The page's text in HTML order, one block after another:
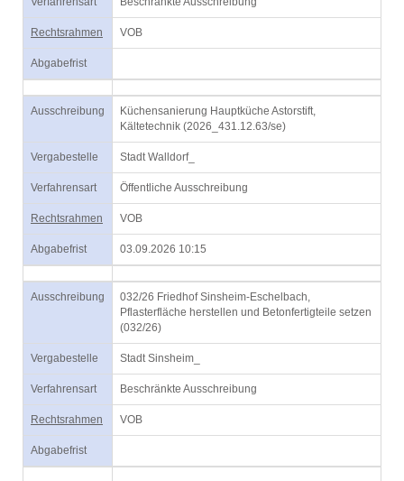
Rechtsrahmen VOB
Abgabefrist
Ausschreibung
Küchensanierung Hauptküche Astorstift,
Kältetechnik (2026_431.12.63/se)
Vergabestelle Stadt Walldorf_
Verfahrensart Öffentliche Ausschreibung
Rechtsrahmen VOB
Abgabefrist 03.09.2026 10:15
Ausschreibung
032/26 Friedhof Sinsheim-Eschelbach,
Pflasterfläche herstellen und Betonfertigteile setzen
(032/26)
Vergabestelle Stadt Sinsheim_
Verfahrensart Beschränkte Ausschreibung
Rechtsrahmen VOB
Abgabefrist